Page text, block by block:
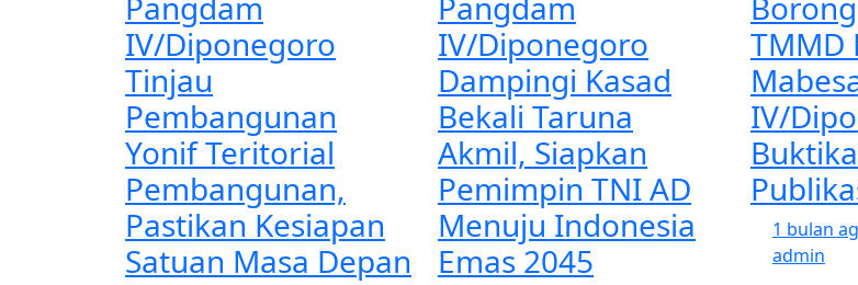
IV/Diponegoro
Tinjau
Pembangunan
Yonif Teritorial
Pembangunan,
Pastikan Kesiapan
Satuan Masa Depan
IV/Diponegoro
Dampingi Kasad
Bekali Taruna
Akmil, Siapkan
Pemimpin TNI AD
Menuju Indonesia
Emas 2045
TMMD
IV/
1 bulan
admin